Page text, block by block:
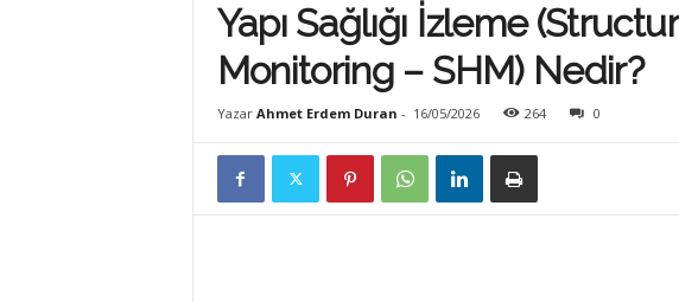
T
İ
Yapı Sağlığı İzleme
Monitoring – SHM) Nedir?
Yazar Ahmet Erdem Duran - 16/05/2026 264 0